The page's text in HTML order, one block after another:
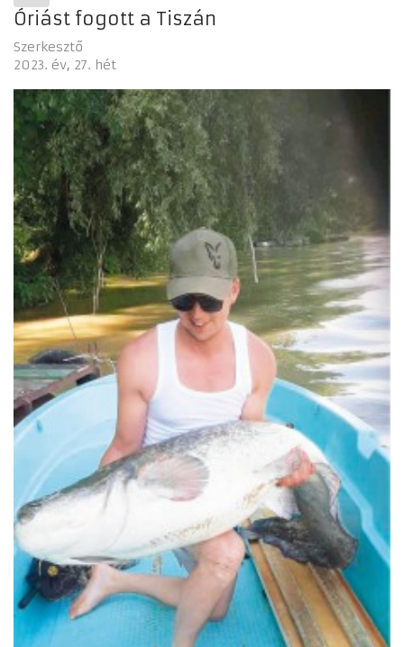
Óriást fogott a Tiszán
Szerkesztő
2023. év 27. hét